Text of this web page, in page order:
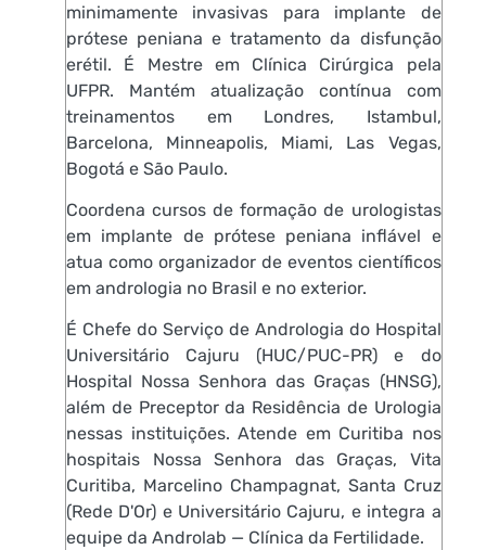
minimamente invasivas para implante de
prótese peniana e tratamento da disfunção
erétil. É Mestre em Clínica Cirúrgica pela
UFPR. Mantém atualização contínua com
treinamentos em Londres, Istambul,
Barcelona, Minneapolis, Miami, Las Vegas,
Bogotá e São Paulo.
Coordena cursos de formação de urologistas
em implante de prótese peniana inflável e
atua como organizador de eventos científicos
em andrologia no Brasil e no exterior.
É Chefe do Serviço de Andrologia do Hospital
Universitário Cajuru (HUC/PUC-PR) e do
Hospital Nossa Senhora das Graças (HNSG),
além de Preceptor da Residência de Urologia
nessas instituições. Atende em Curitiba nos
hospitais Nossa Senhora das Graças, Vita
Curitiba, Marcelino Champagnat, Santa Cruz
(Rede D'Or) e Universitário Cajuru, e integra a
equipe da Androlab — Clínica da Fertilidade.